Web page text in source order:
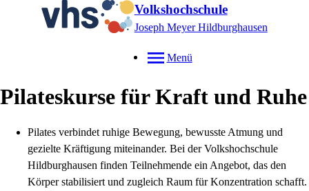
Volkshochschule
Joseph Meyer Hildburghausen
Menü
Pilateskurse für Kraft und Ruhe
Pilates verbindet ruhige Bewegung, bewusste Atmung und
gezielte Kräftigung miteinander. Bei der Volkshochschule
Hildburghausen finden Teilnehmende ein Angebot, das den
Körper stabilisiert und zugleich Raum für Konzentration schafft.